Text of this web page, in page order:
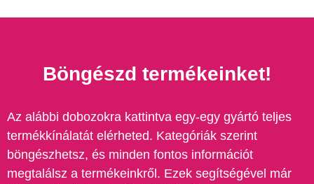
Böngészd termékeinket!
Az alábbi dobozokra kattintva egy-egy gyártó teljes
termékkínálatát elérheted. Kategóriák szerint
böngészhetsz, és minden fontos információt
megtalálsz a termékeinkről. Ezek segítségével már